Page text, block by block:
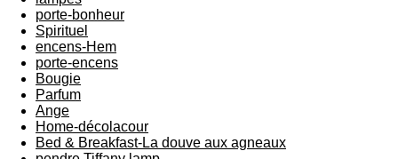
porte-bonheur
Spirituel
encens-Hem
porte-encens
Bougie
Parfum
Ange
Home-décolacour
Bed & Breakfast-La douve aux agneaux